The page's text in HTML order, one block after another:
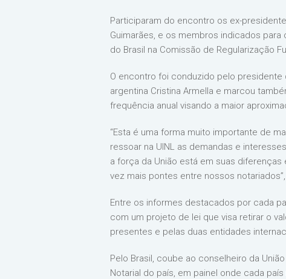
Participaram do encontro os ex-
Guimarães, e os membros indicados para
do Brasil na Comissão de Regularização
O encontro foi conduzido pelo presidente
argentina Cristina Armella e marcou
frequência anual visando a maior
“Esta é uma forma muito importante de
ressoar na UINL as demandas e
a força da União está em suas
vez mais pontes entre nossos
Entre os informes destacados por cada
com um projeto de lei que visa retirar o
presentes e pelas duas entidades
Pelo Brasil, coube ao conselheiro da
Notarial do país, em painel onde cada